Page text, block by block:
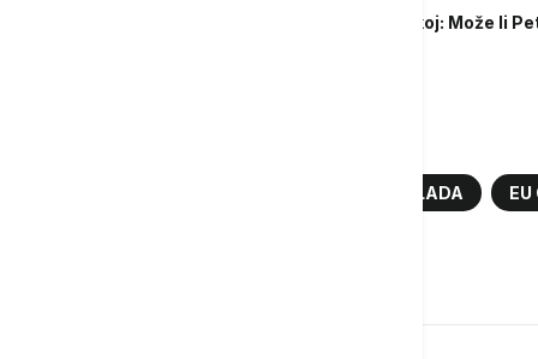
Najavljene ustavne reforme u Mađarskoj: Može li
MAĐARSKA VLADA EU